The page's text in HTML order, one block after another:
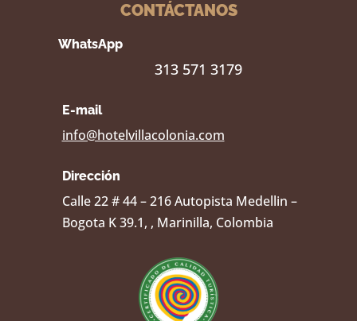
CONTÁCTANOS
WhatsApp
313 571 3179
E-mail
info@hotelvillacolonia.com
Dirección
Calle 22 # 44 – 216 Autopista Medellin –
Bogota K 39.1, , Marinilla, Colombia